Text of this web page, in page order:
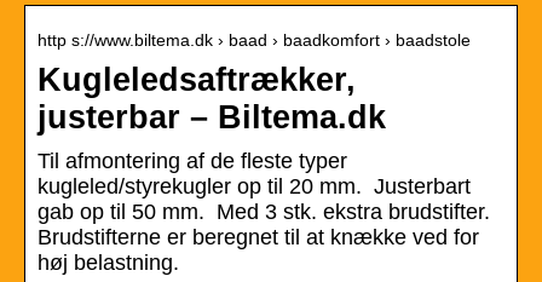
http s://www.biltema.dk › baad › baadkomfort › baadstole
Kugleledsaftrækker,
justerbar – Biltema.dk
Til afmontering af de fleste typer
kugleled/styrekugler op til 20 mm. Justerbart
gab op til 50 mm. Med 3 stk. ekstra brudstifter.
Brudstifterne er beregnet til at knække ved for
høj belastning.